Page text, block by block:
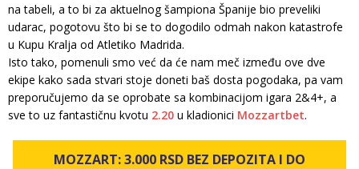
na tabeli, a to bi za aktuelnog šampiona Španije bio preveliki
udarac, pogotovu što bi se to dogodilo odmah nakon katastrofe
u Kupu Kralja od Atletiko Madrida.
Isto tako, pomenuli smo već da će nam meč između ove dve
ekipe kako sada stvari stoje doneti baš dosta pogodaka, pa vam
preporučujemo da se oprobate sa kombinacijom igara 2&4+, a
sve to uz fantastičnu kvotu 2.20 u kladionici Mozzartbet.
MOZZART: 3.000 RSD BEZ DEPOZITA I DO